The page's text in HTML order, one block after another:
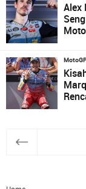
Alex